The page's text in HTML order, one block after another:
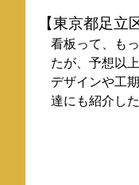
【東京都足立
看板って、も
たが、予想以
デザインや工
達にも紹介し